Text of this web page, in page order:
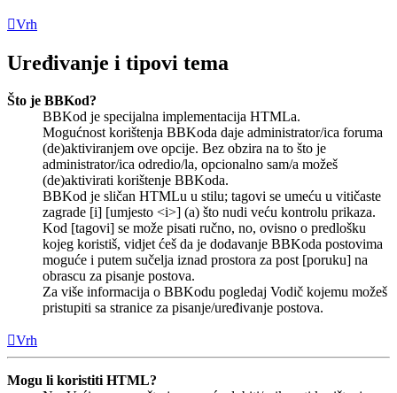
Vrh
Uređivanje i tipovi tema
Što je BBKod?
BBKod je specijalna implementacija HTMLa.
Mogućnost korištenja BBKoda daje administrator/ica foruma
(de)aktiviranjem ove opcije. Bez obzira na to što je
administrator/ica odredio/la, opcionalno sam/a možeš
(de)aktivirati korištenje BBKoda.
BBKod je sličan HTMLu u stilu; tagovi se umeću u vitičaste
zagrade [i] [umjesto <i>] (a) što nudi veću kontrolu prikaza.
Kod [tagovi] se može pisati ručno, no, ovisno o predlošku
kojeg koristiš, vidjet ćeš da je dodavanje BBKoda postovima
moguće i putem sučelja iznad prostora za post [poruku] na
obrascu za pisanje postova.
Za više informacija o BBKodu pogledaj Vodič kojemu možeš
pristupiti sa stranice za pisanje/uređivanje postova.
Vrh
Mogu li koristiti HTML?